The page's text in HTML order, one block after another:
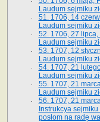
Laudum sejmiku
51. 1706, 14
Laudum sejmiku
52. 1706, 27 lipca,
Laudum sejmiku
53. 1707, 12
Laudum sejmiku
54. 1707, 21
Laudum sejmiku
55. 1707, 21
Laudum sejmiku
56. 1707, 21
Instrukcya
posłom na radę